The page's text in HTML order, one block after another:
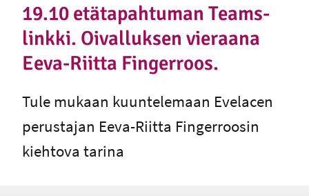
19.10 etätapahtuman Teams-
linkki. Oivalluksen vieraana
Eeva-Riitta Fingerroos.
Tule mukaan kuuntelemaan Evelacen
perustajan Eeva-Riitta Fingerroosin
kiehtova tarina